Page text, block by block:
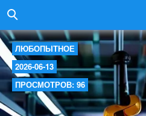
ЛЮБОПЫТНОЕ
2026-06-13
ПРОСМОТРОВ: 96